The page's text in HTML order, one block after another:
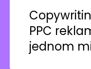
PPC
jednom